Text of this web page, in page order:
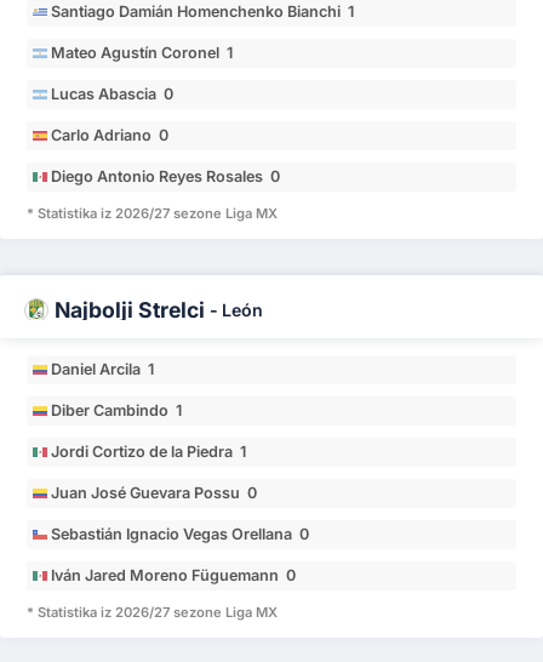
Santiago Damián Homenchenko Bianchi 1
Mateo Agustín Coronel 1
Lucas Abascia 0
Carlo Adriano 0
Diego Antonio Reyes Rosales 0
* Statistika iz 2026/27 sezone Liga MX
Najbolji Strelci - León
Daniel Arcila 1
Diber Cambindo 1
Jordi Cortizo de la Piedra 1
Juan José Guevara Possu 0
Sebastián Ignacio Vegas Orellana 0
Iván Jared Moreno Füguemann 0
* Statistika iz 2026/27 sezone Liga MX